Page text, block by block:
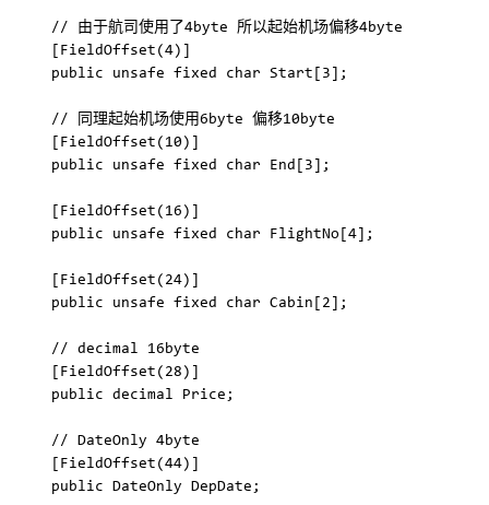
    // 由于航司使用了4byte 所以起始机场偏移4byte
    [FieldOffset(4)]
    public unsafe fixed char Start[3];
    // 同理起始机场使用6byte 偏移10byte
    [FieldOffset(10)]
    public unsafe fixed char End[3];
    [FieldOffset(16)]
    public unsafe fixed char FlightNo[4];
    [FieldOffset(24)]
    public unsafe fixed char Cabin[2];
    // decimal 16byte
    [FieldOffset(28)]
    public decimal Price;
    // DateOnly 4byte
    [FieldOffset(44)]
    public DateOnly DepDate;